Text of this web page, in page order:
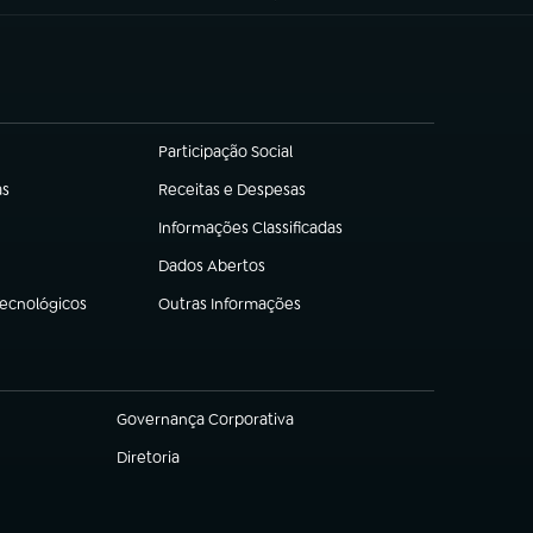
Participação Social
(abre em nova aba)
Receitas e Despesas
(abre em nova aba)
Informações Classificadas
(abre em nova aba)
Dados Abertos
(abre em nova aba)
Outras Informações
(abre em nova aba)
Governança Corporativa
(abre em nova aba)
Diretoria
(abre em nova aba)